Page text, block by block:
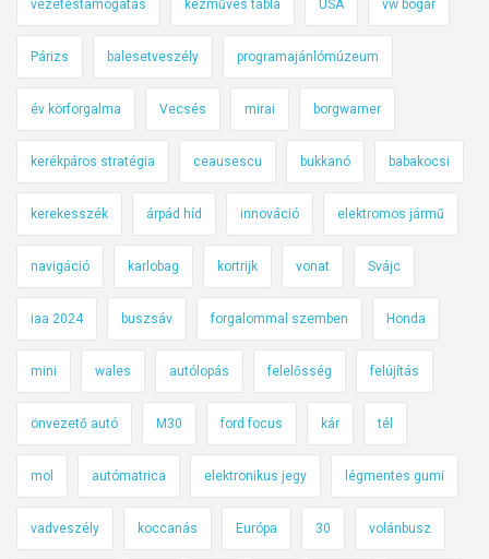
vezetéstámogatás kézműves tábla USA vw bogár
Párizs balesetveszély programajánlómúzeum
év körforgalma Vecsés mirai borgwarner
kerékpáros stratégia ceausescu bukkanó babakocsi
kerekesszék árpád híd innováció elektromos jármű
navigáció karlobag kortrijk vonat Svájc
iaa 2024 buszsáv forgalommal szemben Honda
mini wales autólopás felelősség felújítás
önvezető autó M30 ford focus kár tél
mol autómatrica elektronikus jegy légmentes gumi
vadveszély koccanás Európa 30 volánbusz